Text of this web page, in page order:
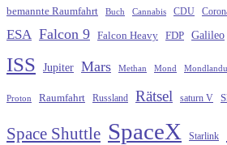
bemannte Raumfahrt Buch Cannabis CDU
ESA Falcon 9 Falcon Heavy FDP Galileo
ISS Jupiter Mars Methan Mond
Proton Raumfahrt Russland Rätsel saturn V
Space Shuttle SpaceX Starlink